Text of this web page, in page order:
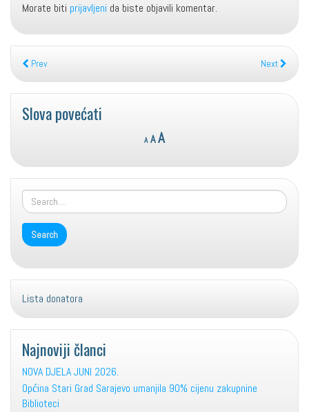
Morate biti prijavljeni da biste objavili komentar.
Prev Next
Slova povećati
A
Decrease
font
A Reset
size.
AIncrease
size.
Lista donatora
Najnoviji članci
NOVA DJELA JUNI 2026.
Općina Stari Grad Sarajevo umanjila 90% cijenu zakupnine
Biblioteci